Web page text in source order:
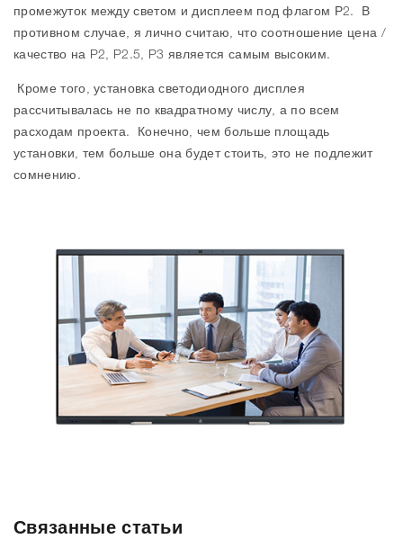
промежуток между светом и дисплеем под флагом Р2. В
противном случае, я лично считаю, что соотношение цена /
качество на P2, P2.5, P3 является самым высоким.
Кроме того, установка светодиодного дисплея
рассчитывалась не по квадратному числу, а по всем
расходам проекта. Конечно, чем больше площадь
установки, тем больше она будет стоить, это не подлежит
сомнению.
Связанные статьи